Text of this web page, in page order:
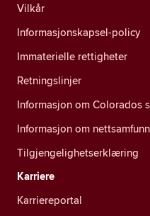
Vilkår
Informasjonskapsel-policy
Immaterielle rettigheter
Retningslinjer
Informasjon om Colorados
Informasjon om
Tilgjengelighetserklæring
Karriere
Karriereportal